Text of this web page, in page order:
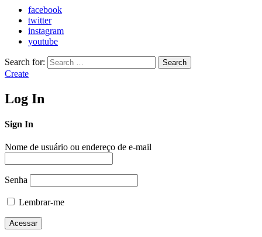
facebook
twitter
instagram
youtube
Search for: Search
Create
Log In
Sign In
Nome de usuário ou endereço de e-mail
Senha
Lembrar-me